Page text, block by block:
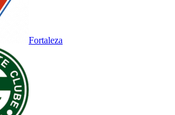
Fortaleza